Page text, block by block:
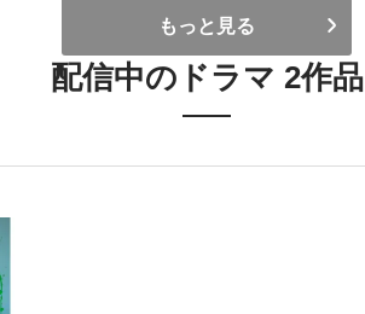
もっと見る
配信中のドラマ 2作品